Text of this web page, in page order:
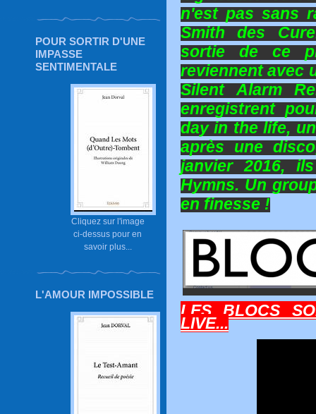
POUR SORTIR D'UNE
IMPASSE
SENTIMENTALE
Cliquez sur l'image
ci-dessus pour en
savoir plus...
L'AMOUR IMPOSSIBLE
n'est pas sans
Smith des
sortie de ce
reviennent avec
Silent Alarm
enregistrent
day in the life,
après une
janvier 2016,
Hymns. Un
en finesse !
LES BLOCS
LIVE...